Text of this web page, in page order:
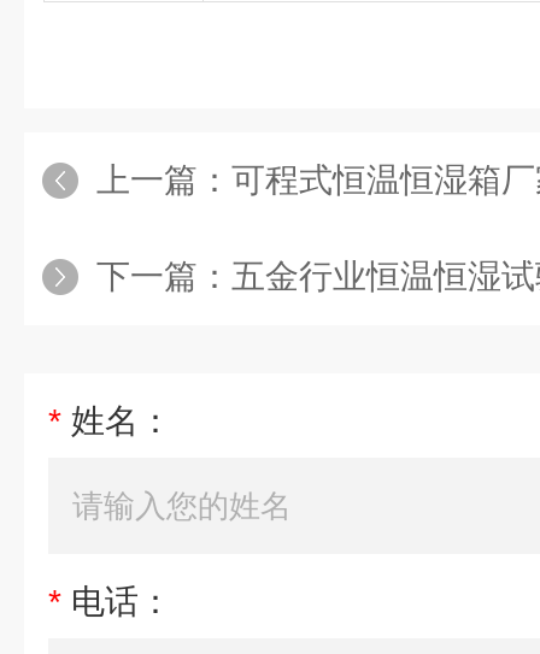
上一篇： 可程式恒温恒湿箱
下一篇： 五金行业恒温恒湿
* 姓名：
* 电话：